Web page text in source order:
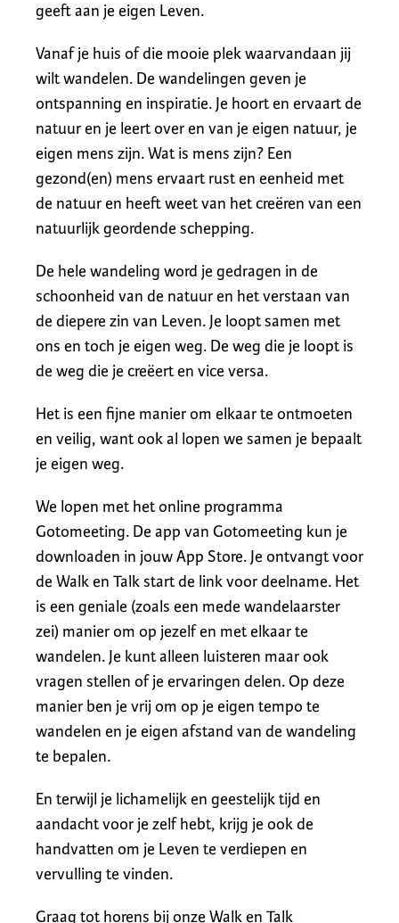
geeft aan je eigen Leven.
Vanaf je huis of die mooie plek waarvandaan jij
wilt wandelen. De wandelingen geven je
ontspanning en inspiratie. Je hoort en ervaart de
natuur en je leert over en van je eigen natuur, je
eigen mens zijn. Wat is mens zijn? Een
gezond(en) mens ervaart rust en eenheid met
de natuur en heeft weet van het creëren van een
natuurlijk geordende schepping.
De hele wandeling word je gedragen in de
schoonheid van de natuur en het verstaan van
de diepere zin van Leven. Je loopt samen met
ons en toch je eigen weg. De weg die je loopt is
de weg die je creëert en vice versa.
Het is een fijne manier om elkaar te ontmoeten
en veilig, want ook al lopen we samen je bepaalt
je eigen weg.
We lopen met het online programma
Gotomeeting. De app van Gotomeeting kun je
downloaden in jouw App Store. Je ontvangt voor
de Walk en Talk start de link voor deelname. Het
is een geniale (zoals een mede wandelaarster
zei) manier om op jezelf en met elkaar te
wandelen. Je kunt alleen luisteren maar ook
vragen stellen of je ervaringen delen. Op deze
manier ben je vrij om op je eigen tempo te
wandelen en je eigen afstand van de wandeling
te bepalen.
En terwijl je lichamelijk en geestelijk tijd en
aandacht voor je zelf hebt, krijg je ook de
handvatten om je Leven te verdiepen en
vervulling te vinden.
Graag tot horens bij onze Walk en Talk